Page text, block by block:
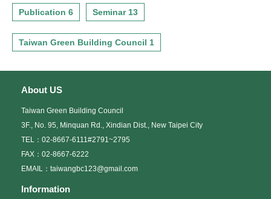
Publication 6 Seminar 13
Taiwan Green Building Council 1
About US
Taiwan Green Building Council
3F., No. 95, Minquan Rd., Xindian Dist., New Taipei City
TEL：02-8667-6111#2791~2795
FAX：02-8667-6222
EMAIL：taiwangbc123@gmail.com
Information